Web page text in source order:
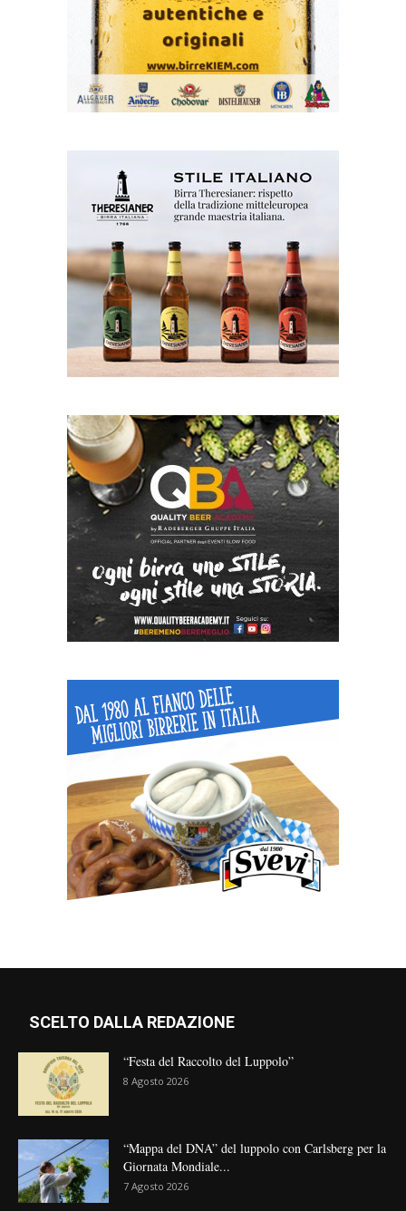
SCELTO DALLA REDAZIONE
“Festa del Raccolto del Luppolo”
8 Agosto 2026
“Mappa del DNA” del luppolo con Carlsberg per la
Giornata Mondiale...
7 Agosto 2026